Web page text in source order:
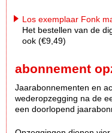
Los exemplaar Fonk
Het bestellen van de
ook (€9,49)
abonnement
Jaarabonnementen en
wederopzegging na de
een doorlopend